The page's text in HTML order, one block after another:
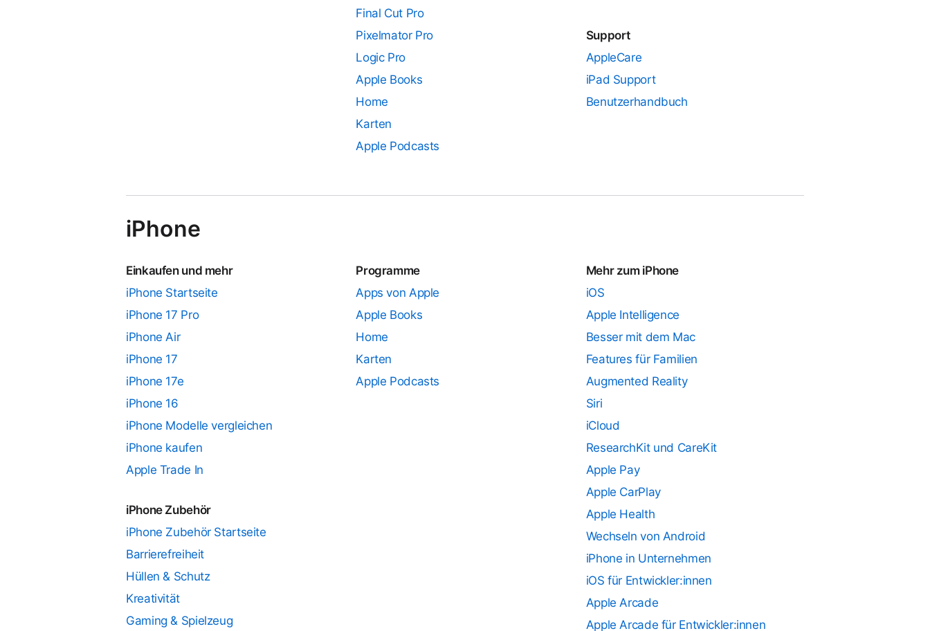
Final Cut Pro
Pixelmator Pro
Logic Pro
Apple Books
Home
Karten
Apple Podcasts
Support
AppleCare
iPad Support
Benutzerhandbuch
iPhone
Einkaufen und mehr
iPhone Startseite
iPhone 17 Pro
iPhone Air
iPhone 17
iPhone 17e
iPhone 16
iPhone Modelle vergleichen
iPhone kaufen
Apple Trade In
iPhone Zubehör
iPhone Zubehör Startseite
Barrierefreiheit
Hüllen & Schutz
Kreativität
Gaming & Spielzeug
Programme
Apps von Apple
Apple Books
Home
Karten
Apple Podcasts
Mehr zum iPhone
iOS
Apple Intelligence
Besser mit dem Mac
Features für Familien
Augmented Reality
Siri
iCloud
ResearchKit und CareKit
Apple Pay
Apple CarPlay
Apple Health
Wechseln von Android
iPhone in Unternehmen
iOS für Entwickler:innen
Apple Arcade
Apple Arcade für Entwickler:innen